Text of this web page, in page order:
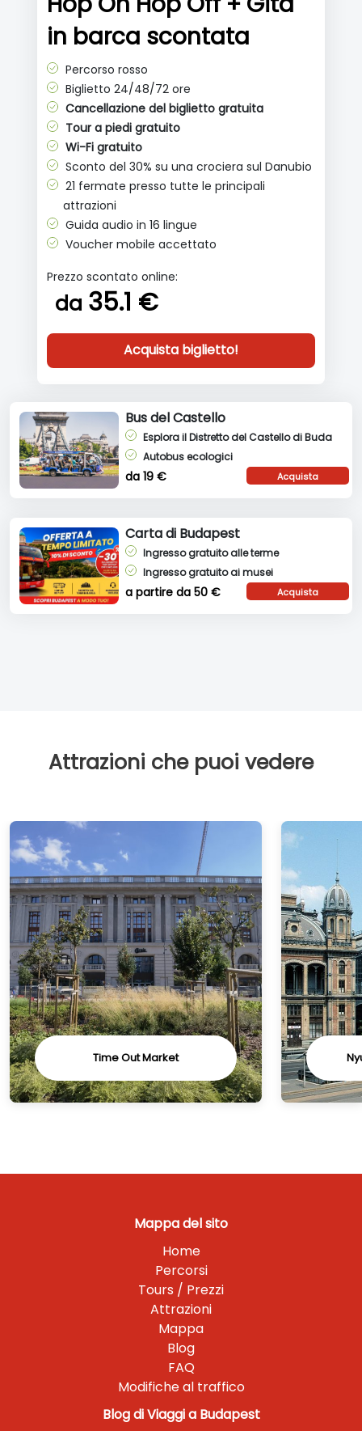
in barca scontata
Percorso rosso
Biglietto 24/48/72 ore
Cancellazione del biglietto gratuita
Tour a piedi gratuito
Wi-Fi gratuito
Sconto del 30% su una crociera sul Danubio
21 fermate presso tutte le principali
attrazioni
Guida audio in 16 lingue
Voucher mobile accettato
Prezzo scontato online:
da 35.1 €
Acquista biglietto!
Bus del Castello
Esplora il Distretto del Castello di Buda
Autobus ecologici
da 19 €
Acquista
Carta di Budapest
Ingresso gratuito alle terme
Ingresso gratuito ai musei
a partire da 50 €
Acquista
Attrazioni che puoi vedere
Time Out Market
Mappa del sito
Home
Percorsi
Tours / Prezzi
Attrazioni
Mappa
Blog
FAQ
Modifiche al traffico
Blog di Viaggi a Budapest